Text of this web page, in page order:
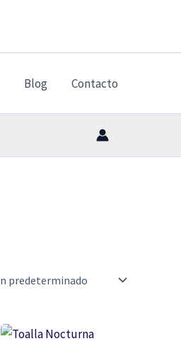
Blog Contacto